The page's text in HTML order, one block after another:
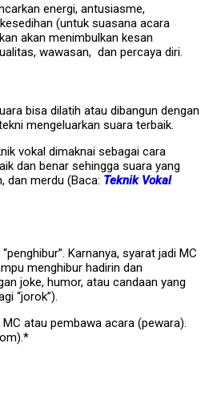
energi, antusiasme,
(untuk suasana acara
akan menimbulkan kesan
wawasan, dan percaya diri.
bisa dilatih atau dibangun dengan
mengeluarkan suara terbaik.
vokal dimaknai sebagai cara
dan benar sehingga suara yang
dan merdu (Baca: Teknik Vokal
“penghibur”. Karnanya, syarat jadi MC
menghibur hadirin dan
joke, humor, atau candaan yang
“jorok”).
atau pembawa acara (pewara).